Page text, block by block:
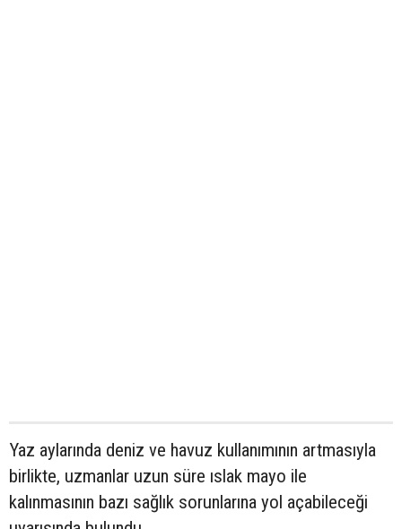
Yaz aylarında deniz ve havuz kullanımının artmasıyla
birlikte, uzmanlar uzun süre ıslak mayo ile
kalınmasının bazı sağlık sorunlarına yol açabileceği